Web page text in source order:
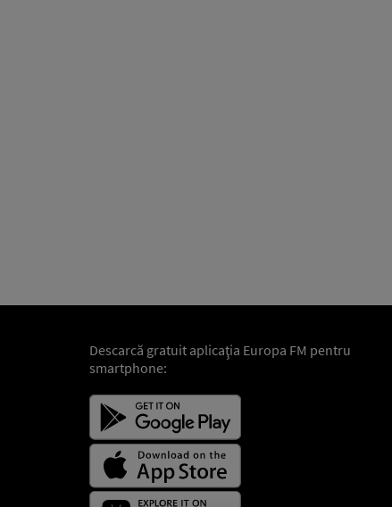
Descarcă gratuit aplicaţia Europa FM pentru
smartphone: